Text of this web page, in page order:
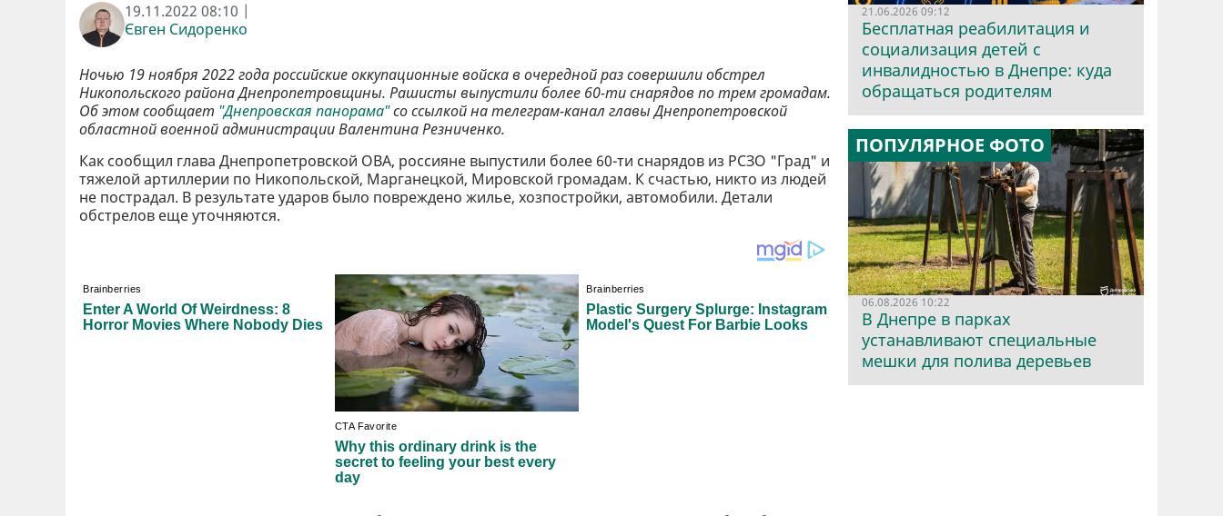
19.11.2022 08:10 |
Євген Сидоренко
Ночью 19 ноября 2022 года российские оккупационные войска в очередной раз совершили обстрел
Никопольского района Днепропетровщины. Рашисты выпустили более 60-ти снарядов по трем громадам.
Об этом сообщает "Днепровская панорама"со ссылкой на телеграм-канал главы Днепропетровской
областной военной администрации Валентина Резниченко.
Как сообщил глава Днепропетровской ОВА, россияне выпустили более 60-ти снарядов из РСЗО "Град" и
тяжелой артиллерии по Никопольской, Марганецкой, Мировской громадам. К счастью, никто из людей
не пострадал. В результате ударов было повреждено жилье, хозпостройки, автомобили. Детали
обстрелов еще уточняются.
21.06.2026 09:12
Бесплатная реабилитация и
социализация детей с
инвалидностью в Днепре: куда
обращаться родителям
ПОПУЛЯРНОЕ ФОТО
06.08.2026 10:22
В Днепре в парках
устанавливают специальные
мешки для полива деревьев